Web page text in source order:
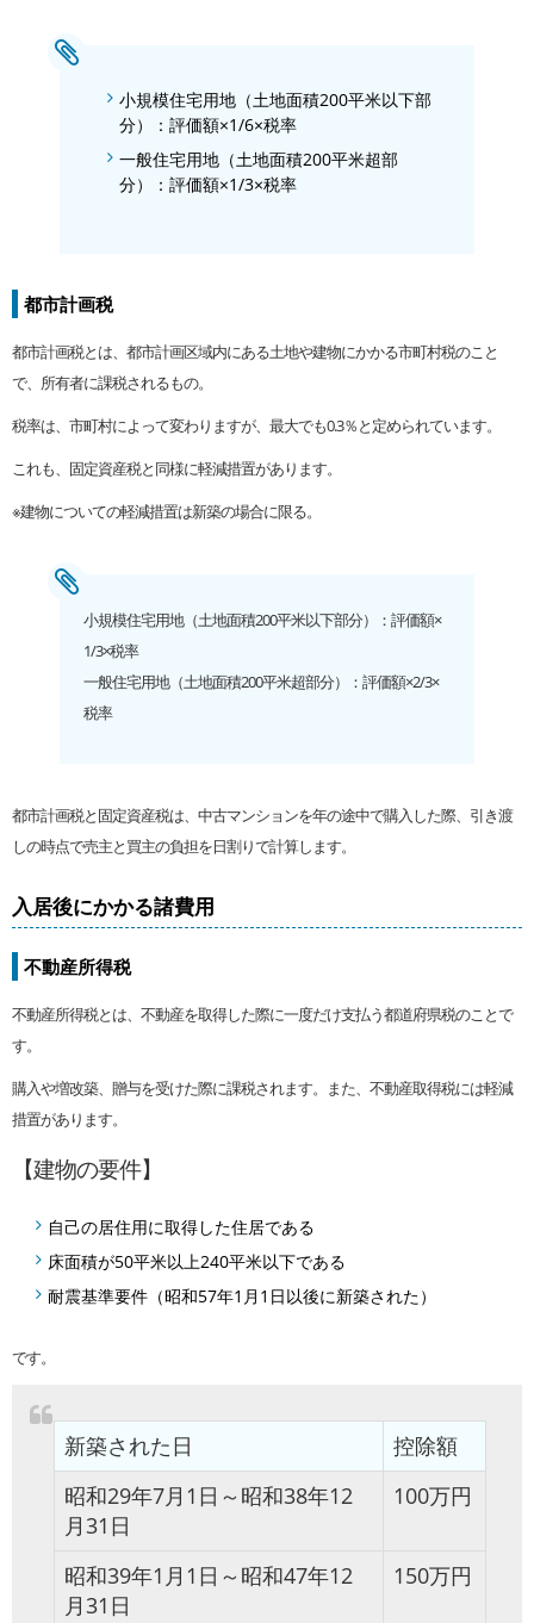
小規模住宅用地（土地面積200平米以下部
分）：評価額×1/6×税率
一般住宅用地（土地面積200平米超部
分）：評価額×1/3×税率
都市計画税
都市計画税とは、都市計画区域内にある土地や建物にかかる市町村税のこと
で、所有者に課税されるもの。
税率は、市町村によって変わりますが、最大でも0.3％と定められています。
これも、固定資産税と同様に軽減措置があります。
※建物についての軽減措置は新築の場合に限る。
小規模住宅用地（土地面積200平米以下部分）：評価額×
1/3×税率
一般住宅用地（土地面積200平米超部分）：評価額×2/3×
税率
都市計画税と固定資産税は、中古マンションを年の途中で購入した際、引き渡
しの時点で売主と買主の負担を日割りで計算します。
入居後にかかる諸費用
不動産所得税
不動産所得税とは、不動産を取得した際に一度だけ支払う都道府県税のことで
す。
購入や増改築、贈与を受けた際に課税されます。また、不動産取得税には軽減
措置があります。
【建物の要件】
自己の居住用に取得した住居である
床面積が50平米以上240平米以下である
耐震基準要件（昭和57年1月1日以後に新築された）
です。
新築された日
控除額
昭和29年7月1日～昭和38年12
月31日
100万円
昭和39年1月1日～昭和47年12
月31日
150万円